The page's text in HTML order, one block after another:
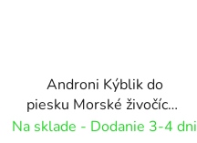
Androni Kýblik do
piesku Morské živočíchy
16cm
Na sklade - Dodanie 3-4 dni